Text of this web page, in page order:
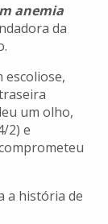
anemia
da
escoliose,
um olho,
2) e
a história de